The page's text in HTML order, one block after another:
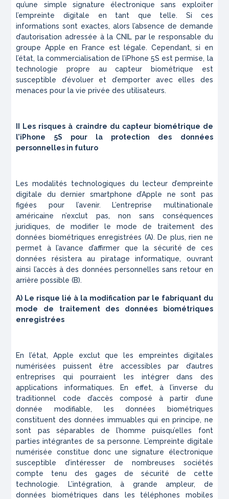
qu’une simple signature électronique sans exploiter
l’empreinte digitale en tant que telle. Si ces
informations sont exactes, alors l’absence de demande
d’autorisation adressée à la CNIL par le responsable du
groupe Apple en France est légale. Cependant, si en
l’état, la commercialisation de l’iPhone 5S est permise, la
technologie propre au capteur biométrique est
susceptible d’évoluer et d’emporter avec elles des
menaces pour la vie privée des utilisateurs.
II Les risques à craindre du capteur biométrique de
l’iPhone 5S pour la protection des données
personnelles in futuro
Les modalités technologiques du lecteur d’empreinte
digitale du dernier smartphone d’Apple ne sont pas
figées pour l’avenir. L’entreprise multinationale
américaine n’exclut pas, non sans conséquences
juridiques, de modifier le mode de traitement des
données biométriques enregistrées (A). De plus, rien ne
permet à l’avance d’affirmer que la sécurité de ces
données résistera au piratage informatique, ouvrant
ainsi l’accès à des données personnelles sans retour en
arrière possible (B).
A) Le risque lié à la modification par le fabriquant du
mode de traitement des données biométriques
enregistrées
En l’état, Apple exclut que les empreintes digitales
numérisées puissent être accessibles par d’autres
entreprises qui pourraient les intégrer dans des
applications informatiques. En effet, à l’inverse du
traditionnel code d’accès composé à partir d’une
donnée modifiable, les données biométriques
constituent des données immuables qui en principe, ne
sont pas séparables de l’homme puisqu’elles font
parties intégrantes de sa personne. L’empreinte digitale
numérisée constitue donc une signature électronique
susceptible d’intéresser de nombreuses sociétés
compte tenu des gages de sécurité de cette
technologie. L’intégration, à grande ampleur, de
données biométriques dans les téléphones mobiles